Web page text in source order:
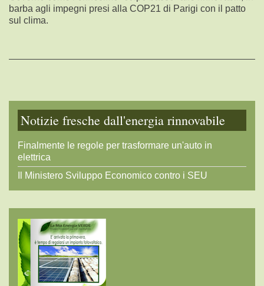
barba agli impegni presi alla COP21 di Parigi con il patto
sul clima.
Notizie fresche dall'energia rinnovabile
Finalmente le regole per trasformare un'auto in
elettrica
Il Ministero Sviluppo Economico contro i SEU